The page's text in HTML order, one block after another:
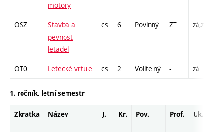
motory
OSZ
Stavba a
pevnost
letadel
cs 6 Povinný ZT zá,zk
OT0 Letecké vrtule cs 2 Volitelný - zá
1. ročník, letní semestr
Zkratka Název J. Kr. Pov. Prof. Uk.